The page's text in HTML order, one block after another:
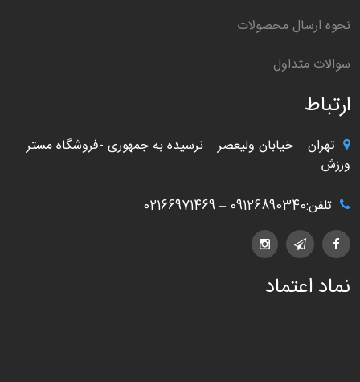
نحوه ارسال محصولات
سوالات متداول
ارتباط
تهران – خیابان ولیعصر – نرسیده به جمهوری -فروشگاه مستر
ورزش
تلفن:09126890340 – 02166971469
نماد اعتماد